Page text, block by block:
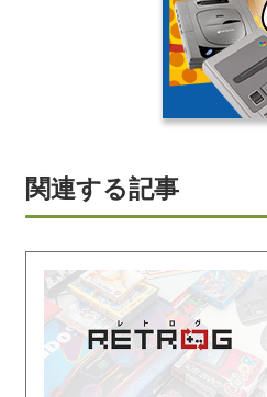
関連する記事